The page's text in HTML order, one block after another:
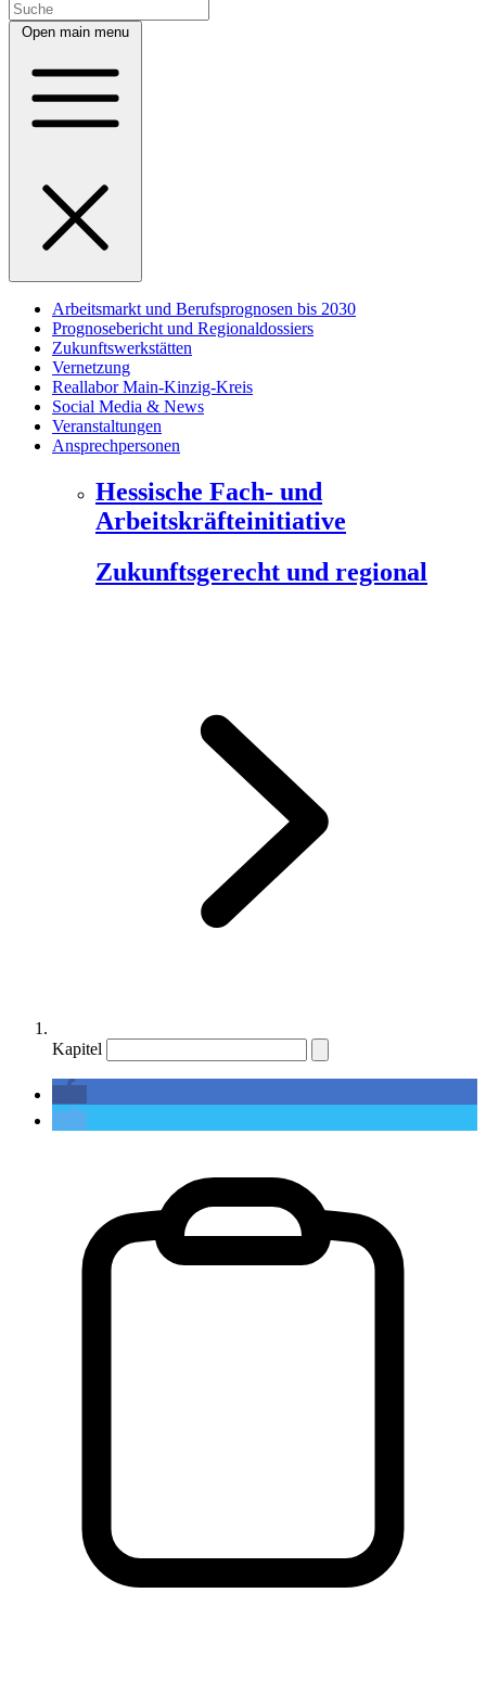
Open main menu
Arbeitsmarkt und Berufsprognosen bis 2030
Prognosebericht und Regionaldossiers
Zukunftswerkstätten
Vernetzung
Reallabor Main-Kinzig-Kreis
Social Media & News
Veranstaltungen
Ansprechpersonen
Hessische Fach- und
Arbeitskräfteinitiative
Zukunftsgerecht und regional
Kapitel